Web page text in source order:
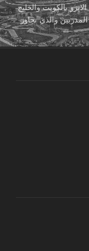
بالكويت والخليج
والذي تجاوز